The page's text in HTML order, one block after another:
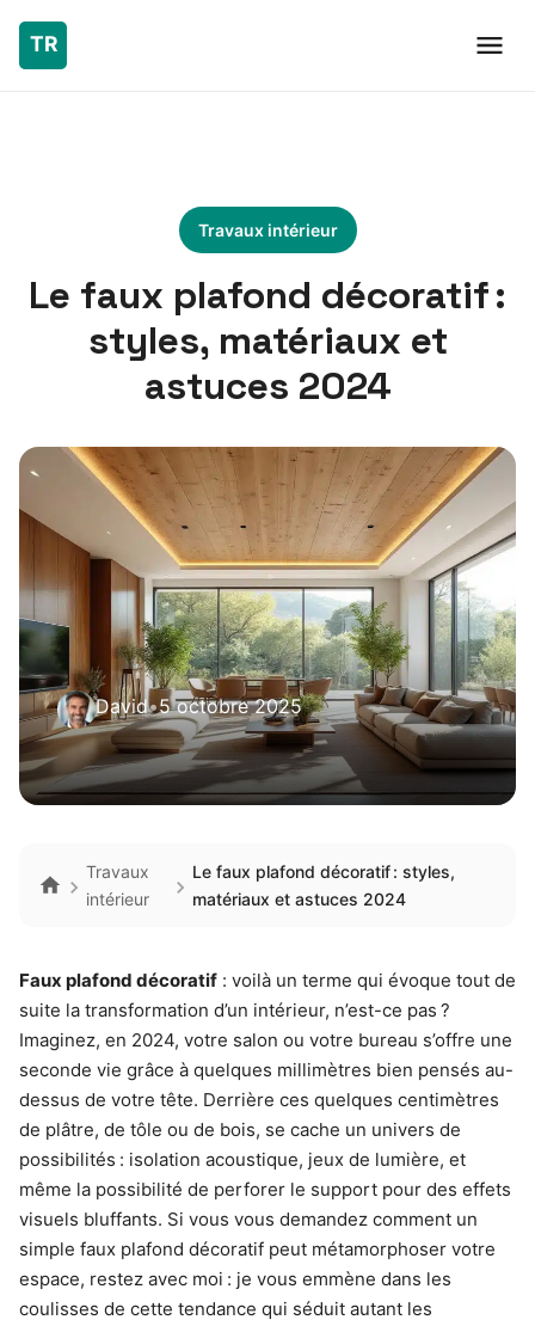
Travaux intérieur
Le faux plafond décoratif :
styles, matériaux et
astuces 2024
David•5 octobre 2025
Travaux
intérieur
Le faux plafond décoratif : styles,
matériaux et astuces 2024
Faux plafond décoratif : voilà un terme qui évoque tout de
suite la transformation d’un intérieur, n’est-ce pas ?
Imaginez, en 2024, votre salon ou votre bureau s’offre une
seconde vie grâce à quelques millimètres bien pensés au-
dessus de votre tête. Derrière ces quelques centimètres
de plâtre, de tôle ou de bois, se cache un univers de
possibilités : isolation acoustique, jeux de lumière, et
même la possibilité de perforer le support pour des effets
visuels bluffants. Si vous vous demandez comment un
simple faux plafond décoratif peut métamorphoser votre
espace, restez avec moi : je vous emmène dans les
coulisses de cette tendance qui séduit autant les